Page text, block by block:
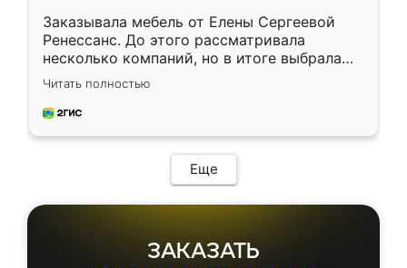
Заказывала мебель от Елены Сергеевой
Ренессанс. До этого рассматривала
несколько компаний, но в итоге выбрала
эту. Сначала обговорили условия, потом
приехал замерщик, всё спокойно объяснил
и снял размеры. Изготовили в срок, с
мебель сразу встала на свое место без
каких-либо доработок. Качеством осталась
довольна, все выглядит так, как и ожидала.
Читать полностью
Еще
ЗАКАЗАТЬ